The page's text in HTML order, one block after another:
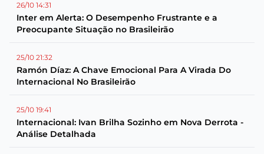
26/10 14:31
Inter em Alerta: O Desempenho Frustrante e a
Preocupante Situação no Brasileirão
25/10 21:32
Ramón Díaz: A Chave Emocional Para A Virada Do
Internacional No Brasileirão
25/10 19:41
Internacional: Ivan Brilha Sozinho em Nova Derrota -
Análise Detalhada